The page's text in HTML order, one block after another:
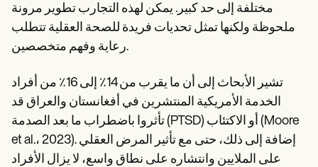
Help Center
Demos
Training Hub
Webinars
Become a Partner
Pricing
Why Carepatron?
Login
Get started
مختلفة إلى حد كبير. يمكن لهذه التجارب تطوير مرونة
ملحوظة ولكنها تمثل تحديات فريدة للصحة العقلية تتطلب
رعاية وفهم متخصصين.
تشير الأبحاث إلى أن ما يقرب من 14٪ إلى 16٪ من أفراد
الخدمة الأمريكية المنتشرين في أفغانستان والعراق قد
تأثروا باضطراب ما بعد الصدمة (PTSD) أو الاكتئاب (Moore
et al.، 2023). إضافة إلى ذلك، حتى مع تأثير المرض العقلي
على الملايين وانتشاره على نطاق واسع، لا يزال الأفراد